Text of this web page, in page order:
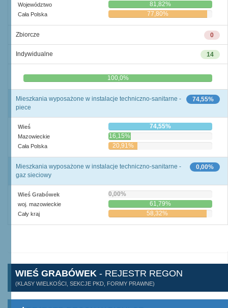
Województwo 81,82%
Cała Polska 77,80%
0
Zbiorcze
14
Indywidualne
0,0% 100,0%
74,55%
Mieszkania wyposażone w instalacje techniczno-sanitarne -
piece
Wieś 74,55%
Mazowieckie 16,15%
Cała Polska 20,91%
0,00%
Mieszkania wyposażone w instalacje techniczno-sanitarne -
gaz sieciowy
Wieś Grabówek 0,00%
woj. mazowieckie 61,79%
Cały kraj 58,32%
WIEŚ GRABÓWEK - REJESTR REGON
(KLASY WIELKOŚCI, SEKCJE PKD, FORMY PRAWNE)